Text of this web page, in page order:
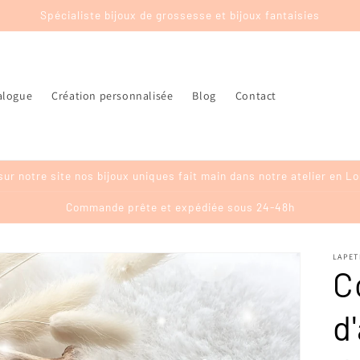
Spécialiste bijoux de grossesse et bijoux fantaisies
Création personnalisée Blog Contact
notre site nos bijoux uniques fait main dans notre atelier en
Commande prête et expédiée sous 24-48h